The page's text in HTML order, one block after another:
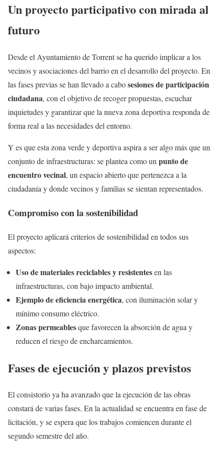
Un proyecto participativo con mirada al
futuro
Desde el Ayuntamiento de Torrent se ha querido implicar a los
vecinos y asociaciones del barrio en el desarrollo del proyecto. En
las fases previas se han llevado a cabosesiones de participación
ciudadana, con el objetivo de recoger propuestas, escuchar
inquietudes y garantizar que la nueva zona deportiva responda de
forma real a las necesidades del entorno.
Y es que esta zona verde y deportiva aspira a ser algo más que un
conjunto de infraestructuras: se plantea como unpunto de
encuentro vecinal, un espacio abierto que pertenezca a la
ciudadanía y donde vecinos y familias se sientan representados.
Compromiso con la sostenibilidad
El proyecto aplicará criterios de sostenibilidad en todos sus
aspectos:
Uso de materiales reciclables y resistentesen las
infraestructuras, con bajo impacto ambiental.
Ejemplo de eficiencia energética, con iluminación solar y
mínimo consumo eléctrico.
Zonas permeablesque favorecen la absorción de agua y
reducen el riesgo de encharcamientos.
Fases de ejecución y plazos previstos
El consistorio ya ha avanzado que la ejecución de las obras
constará de varias fases. En la actualidad se encuentra en fase de
licitación, y se espera que los trabajos comiencen durante el
segundo semestre del año.